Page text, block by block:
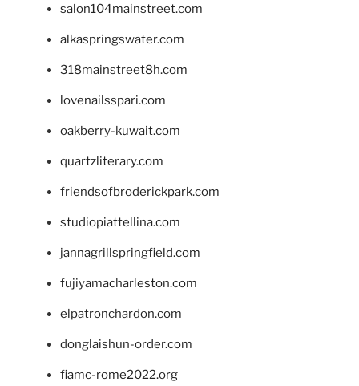
salon104mainstreet.com
alkaspringswater.com
318mainstreet8h.com
lovenailsspari.com
oakberry-kuwait.com
quartzliterary.com
friendsofbroderickpark.com
studiopiattellina.com
jannagrillspringfield.com
fujiyamacharleston.com
elpatronchardon.com
donglaishun-order.com
fiamc-rome2022.org